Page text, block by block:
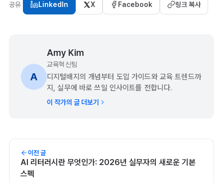
공유 LinkedIn X Facebook 링크 복사
A
Amy Kim
교육혁신팀
디지털배지의 개념부터 도입 가이드와 교육 트렌드까
지, 실무에 바로 쓰일 인사이트를 전합니다.
이 작가의 글 더보기
이전 글
AI 리터러시란 무엇인가: 2026년 실무자의 새로운 기본
스펙